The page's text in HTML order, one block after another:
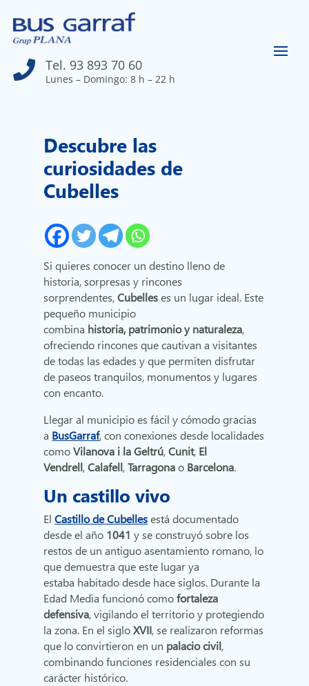
 Tel. 93 893 70 60
Lunes – Domingo: 8 h – 22 h
Descubre las
curiosidades de
Cubelles
Si quieres conocer un destino lleno de
historia, sorpresas y rincones
sorprendentes,Cubelleses un lugar ideal. Este
pequeño municipio
combina historia, patrimonio y naturaleza,
ofreciendo rincones que cautivan a visitantes
de todas las edades y que permiten disfrutar
de paseos tranquilos, monumentos y lugares
con encanto.
Llegar al municipio es fácil y cómodo gracias
a BusGarraf, con conexiones desde localidades
comoVilanova i la Geltrú,Cunit, El
Vendrell,Calafell,Tarragonao Barcelona.
Un castillo vivo
ElCastillo de Cubellesestá documentado
desde el año 1041 y se construyó sobre los
restos de un antiguo asentamiento romano, lo
que demuestra que este lugar ya
estaba habitado desde hace siglos. Durante la
Edad Media funcionó comofortaleza
defensiva, vigilando el territorio y protegiendo
la zona. En el sigloXVII, se realizaron reformas
que lo convirtieron en un palacio civil,
combinando funciones residenciales con su
carácter histórico.